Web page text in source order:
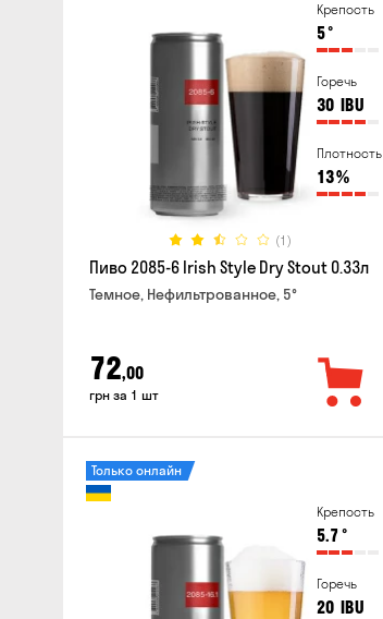
Крепость
5°
Горечь
30 IBU
Плотность
13%
(1)
Пиво 2085-6 Irish Style Dry Stout 0.33л
Темное, Нефильтрованное, 5°
72,00
грн за 1 шт
Крепость
5.7°
Горечь
20 IBU
Только онлайн